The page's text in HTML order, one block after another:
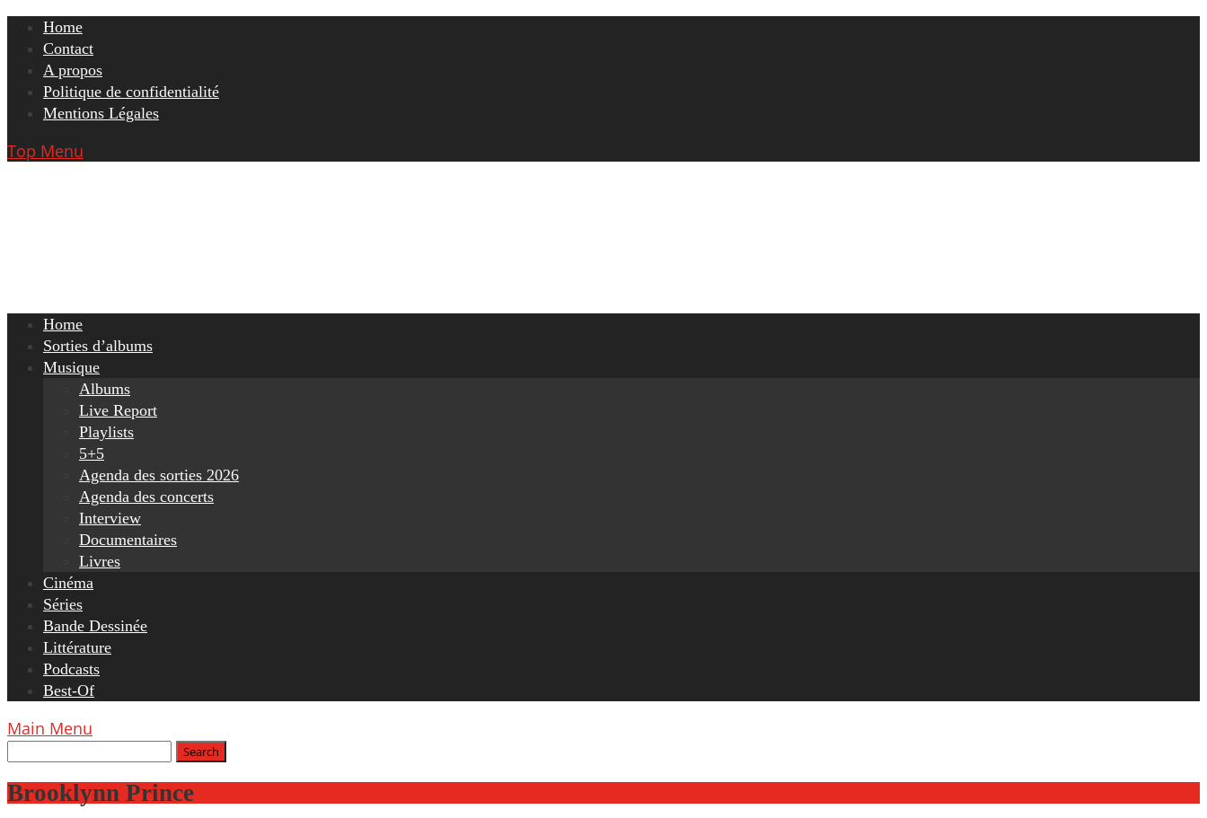
Skip
content
Home
Contact
A propos
Politique de confidentialité
Mentions Légales
Top Menu
Home
Sorties d’albums
Musique
Albums
Live Report
Playlists
5+5
Agenda des sorties 2026
Agenda des concerts
Interview
Documentaires
Livres
Cinéma
Séries
Bande Dessinée
Littérature
Podcasts
Best-Of
Main Menu
Brooklynn Prince